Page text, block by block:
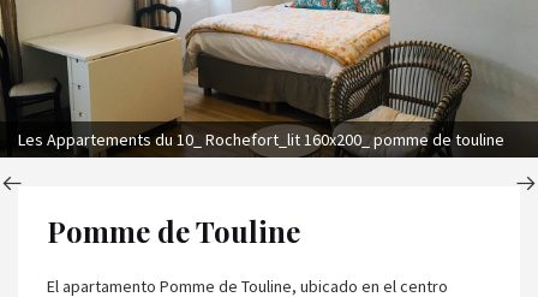
Les Appartements du 10_ Rochefort_lit 160x200_ pomme de touline
Pomme de Touline
El apartamento Pomme de Touline, ubicado en el centro